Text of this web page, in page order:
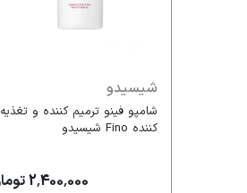
شیسیدو
شامپو فینو ترمیم کننده و تغذیه
کننده Fino شیسیدو
2,400,000 تومان